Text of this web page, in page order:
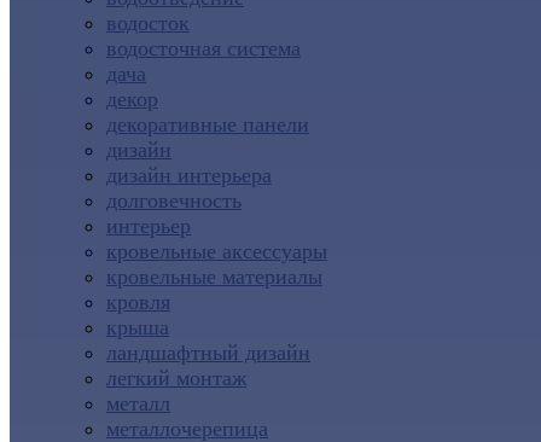
водосток
водосточная система
дача
декор
декоративные панели
дизайн
дизайн интерьера
долговечность
интерьер
кровельные аксессуары
кровельные материалы
кровля
крыша
ландшафтный дизайн
легкий монтаж
металл
металлочерепица